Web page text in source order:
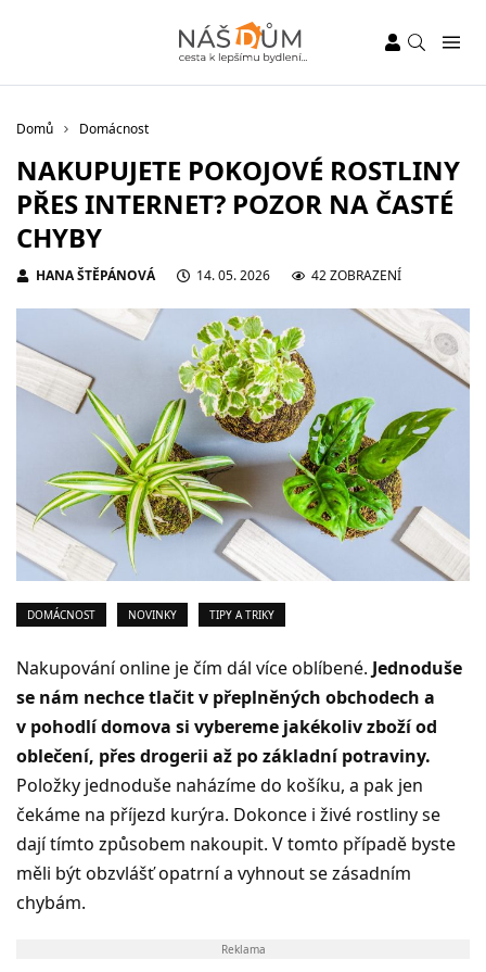
Domů Domácnost
NAKUPUJETE POKOJOVÉ ROSTLINY
PŘES INTERNET? POZOR NA ČASTÉ
CHYBY
HANA ŠTĚPÁNOVÁ 14. 05. 2026 42 ZOBRAZENÍ
DOMÁCNOST NOVINKY TIPY A TRIKY
Nakupování online je čím dál více oblíbené. Jednoduše
se nám nechce tlačit v přeplněných obchodech a
v pohodlí domova si vybereme jakékoliv zboží od
oblečení, přes drogerii až po základní potraviny.
Položky jednoduše naházíme do košíku, a pak jen
čekáme na příjezd kurýra. Dokonce i živé rostliny se
dají tímto způsobem nakoupit. V tomto případě byste
měli být obzvlášť opatrní a vyhnout se zásadním
chybám.
Reklama